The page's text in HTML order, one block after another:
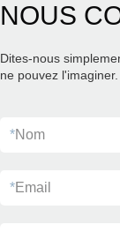
NOUS
Dites-nous
ne pouvez l'imaginer.
*Nom
*Email